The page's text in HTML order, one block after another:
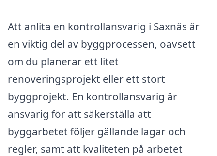
Att anlita en kontrollansvarig i Saxnäs är
en viktig del av byggprocessen, oavsett
om du planerar ett litet
renoveringsprojekt eller ett stort
byggprojekt. En kontrollansvarig är
ansvarig för att säkerställa att
byggarbetet följer gällande lagar och
regler, samt att kvaliteten på arbetet